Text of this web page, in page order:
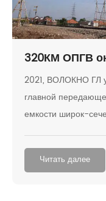
320КМ ОПГВ
2021, ВОЛОКНО ГЛ
главной
емкости широк-
ядра ОПГВ в
Читать далее